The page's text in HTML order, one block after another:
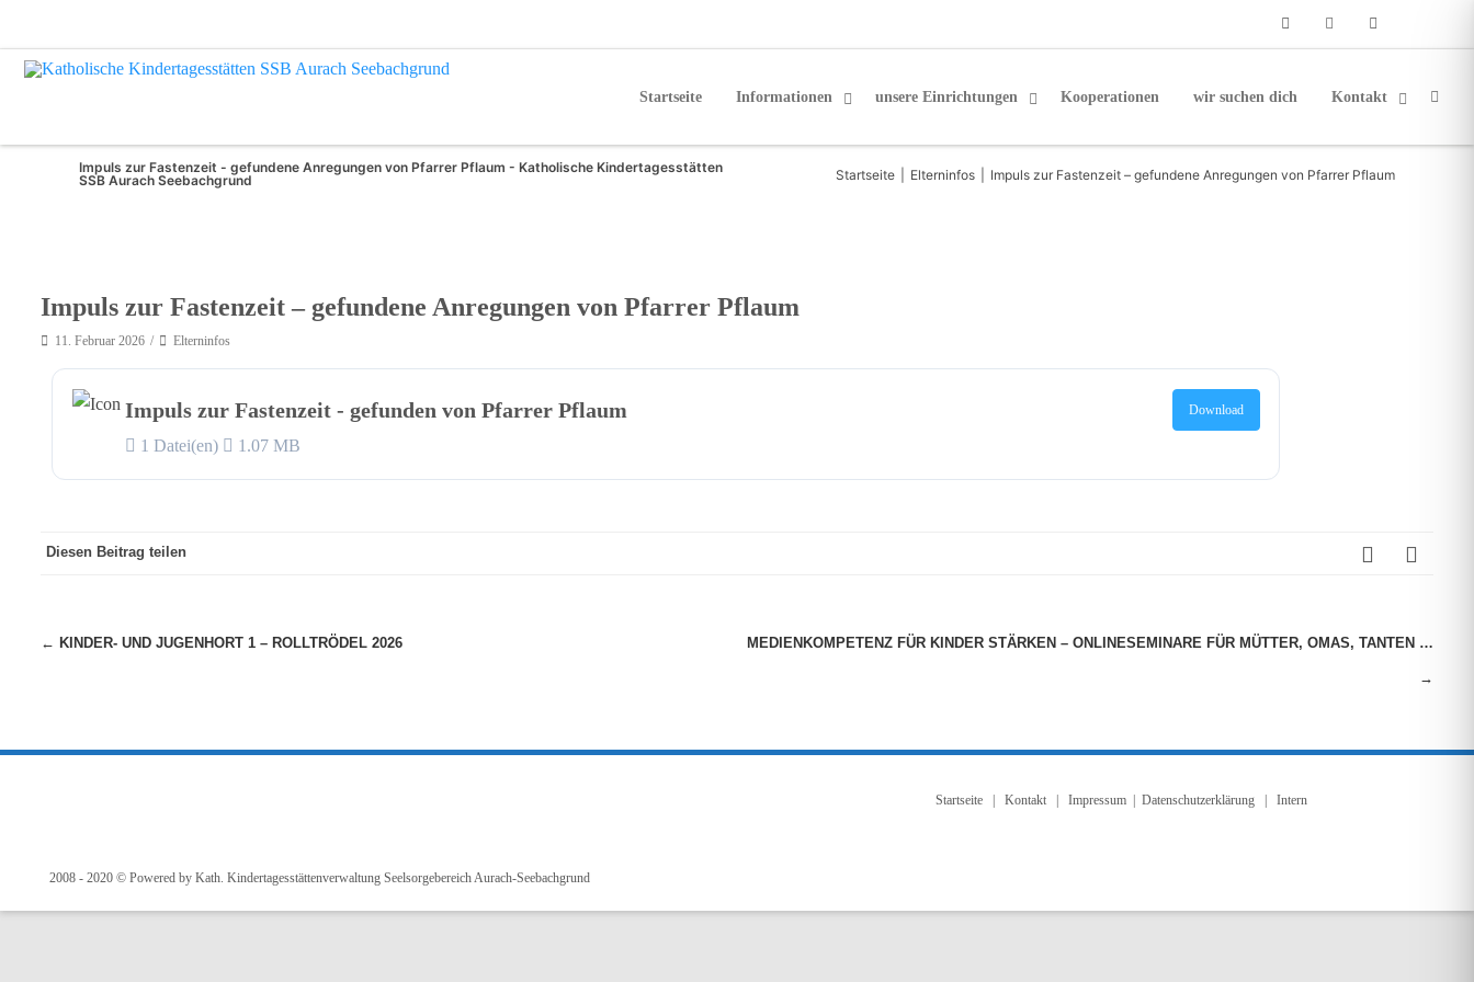
Startseite
Informationen unsere Einrichtungen Kooperationen wir suchen dich Kontakt
Impuls zur Fastenzeit - gefundene Anregungen von Pfarrer Pflaum - Katholische Kindertagesstätten
SSB Aurach Seebachgrund
Startseite Elterninfos Impuls zur Fastenzeit – gefundene Anregungen von Pfarrer Pflaum
Impuls zur Fastenzeit – gefundene Anregungen von Pfarrer Pflaum
11. Februar 2026 Elterninfos
Impuls zur Fastenzeit - gefunden von Pfarrer Pflaum
1 Datei(en) 1.07 MB
Download
Diesen Beitrag teilen
Beitragsnavigation
← KINDER- UND JUGENHORT 1 – ROLLTRÖDEL 2026 MEDIENKOMPETENZ FÜR KINDER STÄRKEN – ONLINESEMINARE FÜR MÜTTER, OMAS, TANTEN …
→
Startseite Kontakt Impressum Datenschutzerklärung | Intern
2008 - 2020 © Powered by Kath. Kindertagesstättenverwaltung Seelsorgebereich Aurach-Seebachgrund